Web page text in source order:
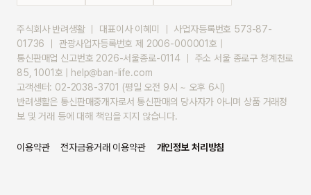
주식회사 반려생활 ｜ 대표이사 이혜미 ｜ 사업자등록번호 573-87-
01736 ｜ 관광사업자등록번호 제 2006-000001호 |
통신판매업 신고번호 2026-서울종로-0114 ｜ 주소 서울 종로구 청계천로
85, 1001호 | help@ban-life.com
고객센터: 02-2038-3701 (평일 오전 9시 ~ 오후 6시)
반려생활은 통신판매중개자로서 통신판매의 당사자가 아니며 상품 거래정
보 및 거래 등에 대해 책임을 지지 않습니다.
이용약관 전자금융거래 이용약관 개인정보 처리방침